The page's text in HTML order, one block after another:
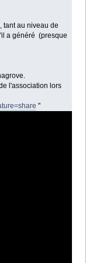
tant au niveau de
a généré (presque
l'association lors
"